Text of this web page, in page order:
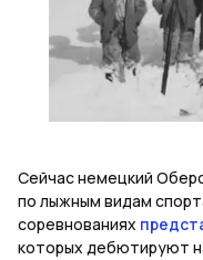
Сейчас немецкий
по лыжным видам
соревнованиях
которых дебютируют